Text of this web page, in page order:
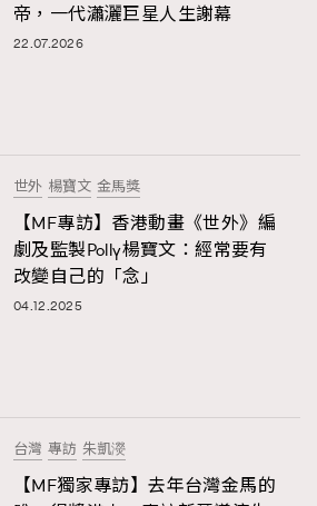
帝，一代瀟灑巨星人生謝幕
22.07.2026
世外 楊寶文 金馬獎
【MF專訪】香港動畫《世外》編
劇及監製Polly楊寶文：經常要有
改變自己的「念」
04.12.2025
台灣 專訪 朱凱濙
【MF獨家專訪】去年台灣金馬的